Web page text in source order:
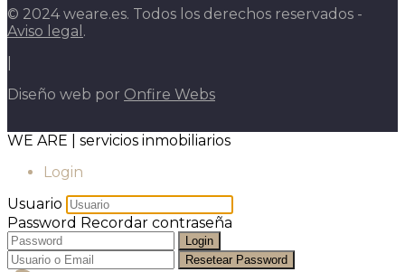
© 2024 weare.es. Todos los derechos reservados -
Aviso legal .
Diseño web por Onfire Webs
WE ARE | servicios inmobiliarios
Login
Usuario
Password Recordar contraseña
Login
Resetear Password